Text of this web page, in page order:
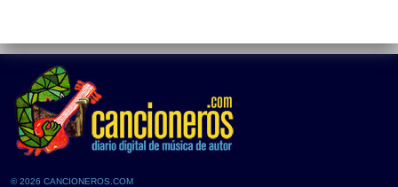
© 2026 CANCIONEROS.COM